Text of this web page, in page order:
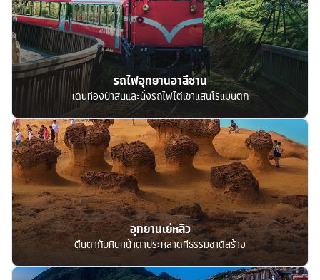
รถไฟอุทยานอาลีซาน
เดินท่องป่าสนและนั่งรถไฟไต่เขาแสนโรแมนติก
อุทยานเย่หลิว
ตื่นตากับหินหน้าตาประหลาดที่ธรรมชาติสร้าง